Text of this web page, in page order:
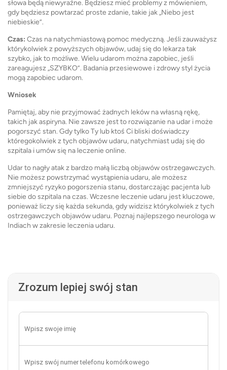
słowa będą niewyraźne. Będziesz mieć problemy z mówieniem,
gdy będziesz powtarzać proste zdanie, takie jak „Niebo jest
niebieskie”.
Czas: Czas na natychmiastową pomoc medyczną. Jeśli zauważysz
którykolwiek z powyższych objawów, udaj się do lekarza tak
szybko, jak to możliwe. Wielu udarom można zapobiec, jeśli
zareagujesz „SZYBKO”. Badania przesiewowe i zdrowy styl życia
mogą zapobiec udarom.
Wniosek
Pamiętaj, aby nie przyjmować żadnych leków na własną rękę,
takich jak aspiryna. Nie zawsze jest to rozwiązanie na udar i może
pogorszyć stan. Gdy tylko Ty lub ktoś Ci bliski doświadczy
któregokolwiek z tych objawów udaru, natychmiast udaj się do
szpitala i umów się na leczenie online.
Udar to nagły atak z bardzo małą liczbą objawów ostrzegawczych.
Nie możesz powstrzymać wystąpienia udaru, ale możesz
zmniejszyć ryzyko pogorszenia stanu, dostarczając pacjenta lub
siebie do szpitala na czas. Wczesne leczenie udaru jest kluczowe,
ponieważ liczy się każda sekunda, gdy widzisz którykolwiek z tych
ostrzegawczych objawów udaru. Poznaj najlepszego neurologa w
Indiach w zakresie leczenia udaru.
Zrozum lepiej swój stan